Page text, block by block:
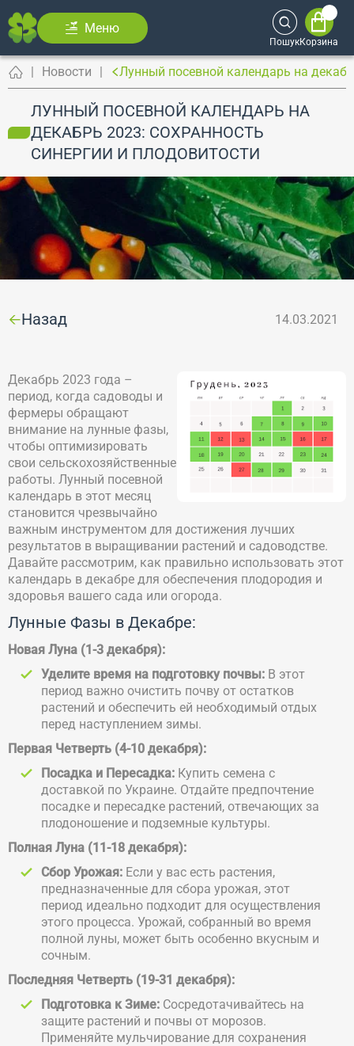
Меню
ПошукКорзина
Новости Лунный посевной календарь на
ЛУННЫЙ ПОСЕВНОЙ КАЛЕНДАРЬ НА
ДЕКАБРЬ 2023: СОХРАННОСТЬ
СИНЕРГИИ И ПЛОДОВИТОСТИ
Назад 14.03.2021
Декабрь 2023 года –
период, когда садоводы и
фермеры обращают
внимание на лунные фазы,
чтобы оптимизировать
свои сельскохозяйственные
работы. Лунный посевной
календарь в этот месяц
становится чрезвычайно
важным инструментом для достижения лучших
результатов в выращивании растений и садоводстве.
Давайте рассмотрим, как правильно использовать этот
календарь в декабре для обеспечения плодородия и
здоровья вашего сада или огорода.
Лунные Фазы в Декабре:
Новая Луна (1-3 декабря):
Уделите время на подготовку почвы: В этот
период важно очистить почву от остатков
растений и обеспечить ей необходимый отдых
перед наступлением зимы.
Первая Четверть (4-10 декабря):
Посадка и Пересадка: Купить семена с
доставкой по Украине. Отдайте предпочтение
посадке и пересадке растений, отвечающих за
плодоношение и подземные культуры.
Полная Луна (11-18 декабря):
Сбор Урожая: Если у вас есть растения,
предназначенные для сбора урожая, этот
период идеально подходит для осуществления
этого процесса. Урожай, собранный во время
полной луны, может быть особенно вкусным и
сочным.
Последняя Четверть (19-31 декабря):
Подготовка к Зиме: Сосредотачивайтесь на
защите растений и почвы от морозов.
Применяйте мульчирование для сохранения